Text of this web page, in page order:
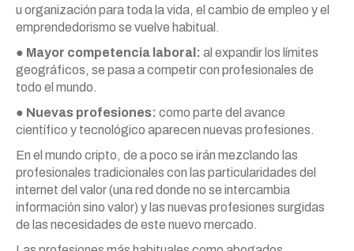
u organización para toda la vida, el cambio de empleo y el
emprendedorismo se vuelve habitual.
● Mayor competencia laboral: al expandir los límites
geográficos, se pasa a competir con profesionales de
todo el mundo.
● Nuevas profesiones: como parte del avance
científico y tecnológico aparecen nuevas profesiones.
En el mundo cripto, de a poco se irán mezclando las
profesionales tradicionales con las particularidades del
internet del valor (una red donde no se intercambia
información sino valor) y las nuevas profesiones surgidas
de las necesidades de este nuevo mercado.